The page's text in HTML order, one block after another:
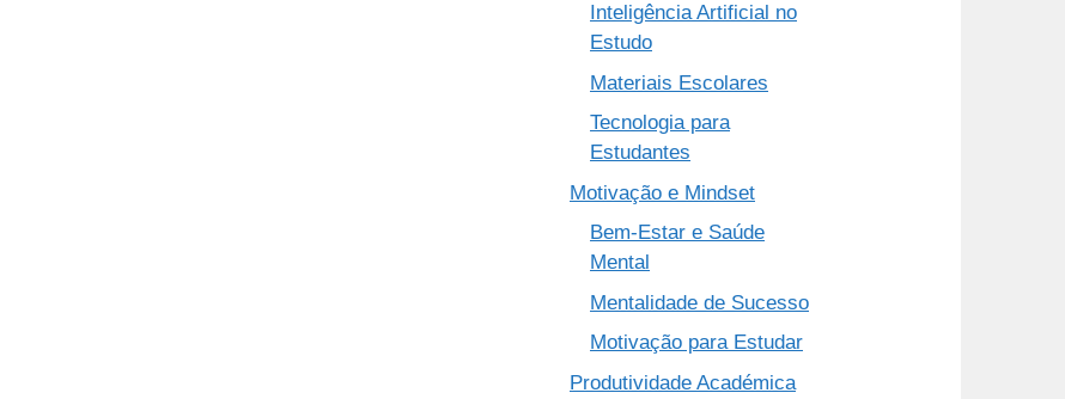
Inteligência Artificial no
Estudo
Materiais Escolares
Tecnologia para
Estudantes
Motivação e Mindset
Bem-Estar e Saúde
Mental
Mentalidade de Sucesso
Motivação para Estudar
Produtividade Académica